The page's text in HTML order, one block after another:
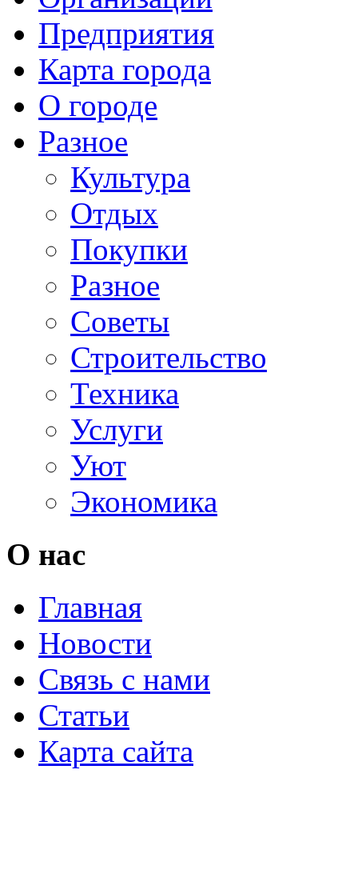
Предприятия
Карта города
О городе
Разное
Культура
Отдых
Покупки
Разное
Советы
Строительство
Техника
Услуги
Уют
Экономика
О нас
Главная
Новости
Связь с нами
Статьи
Карта сайта